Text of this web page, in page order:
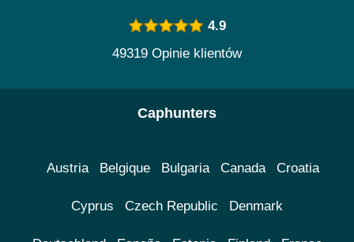
4.9
49319 Opinie klientów
Caphunters
Austria Belgique Bulgaria Canada Croatia
Cyprus Czech Republic Denmark